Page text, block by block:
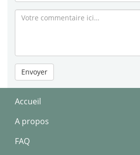
Envoyer
Accueil
A propos
FAQ